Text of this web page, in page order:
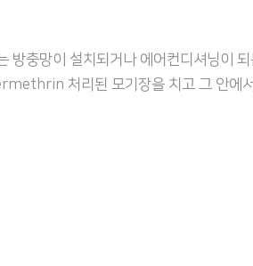
충망이 설치되거나 에어컨디셔닝이
처리된 모기장을 치고 그 안에